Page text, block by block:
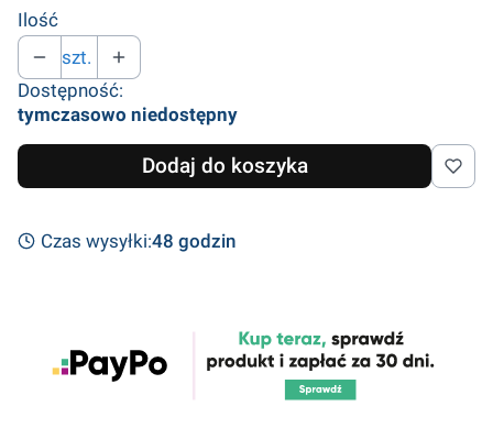
Ilość
szt.
Dostępność:
tymczasowo niedostępny
Dodaj do koszyka
Czas wysyłki:48 godzin